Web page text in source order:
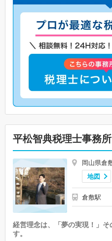
平松智典税理士事務所
岡山県倉
地図
倉敷駅
経営理念は、「夢の実現！」
す。